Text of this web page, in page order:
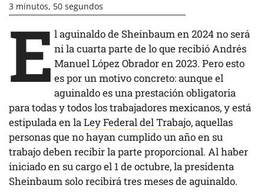
3 minutos, 50 segundos
E l aguinaldo de Sheinbaum en 2024 no será
ni la cuarta parte de lo que recibió Andrés
Manuel López Obrador en 2023. Pero esto
es por un motivo concreto: aunque el
aguinaldo es una prestación obligatoria
para todas y todos los trabajadores mexicanos, y está
estipulada en laLey Federal del Trabajo, aquellas
personas que no hayan cumplido un año en su
trabajo deben recibir la parte proporcional. Al haber
iniciado en su cargo el 1 de octubre, la presidenta
Sheinbaum solo recibirá tres meses de aguinaldo.